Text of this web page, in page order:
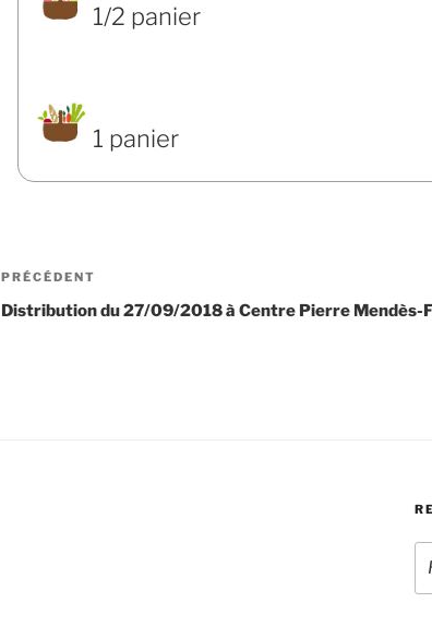
1/2 panier
1 panier
Navigation
de
Article
précédent
PRÉCÉDENT
Distribution du 27/09/2018 à Centre Pierre Mendès-
: